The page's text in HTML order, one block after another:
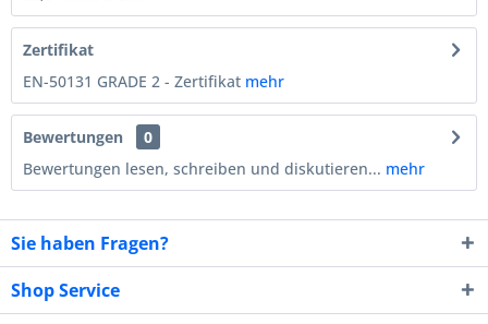
Zertifikat
EN-50131 GRADE 2 - Zertifikat mehr
Bewertungen
0
Bewertungen lesen, schreiben und diskutieren... mehr
Sie haben Fragen?
Shop Service